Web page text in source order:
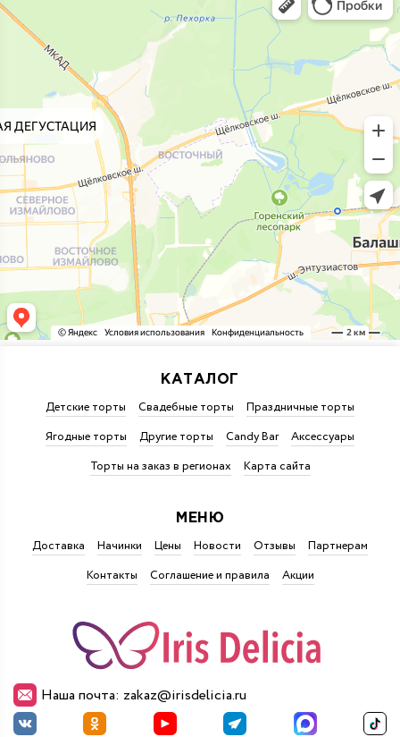
Наша почта: zakaz@irisdelicia.ru
КАТАЛОГ
Детские торты Свадебные торты
Праздничные торты
Ягодные торты
Другие торты Candy Bar
Аксессуары
Торты на заказ в регионах
Карта сайта
МЕНЮ
Доставка Начинки Цены Новости Отзывы
Партнерам
Контакты
Соглашение и правила Акции